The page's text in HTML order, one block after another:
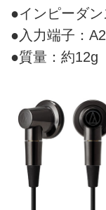
●インピーダ
●入力端子：
●質量：約12g